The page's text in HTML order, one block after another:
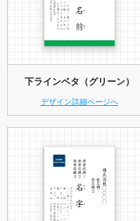
下ラインベタ（グリーン）
デザイン詳細ページへ